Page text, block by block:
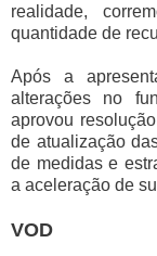
realidade,
quantidade de
Após a
alterações no
aprovou
de atualização
de medidas e
a aceleração de
VOD